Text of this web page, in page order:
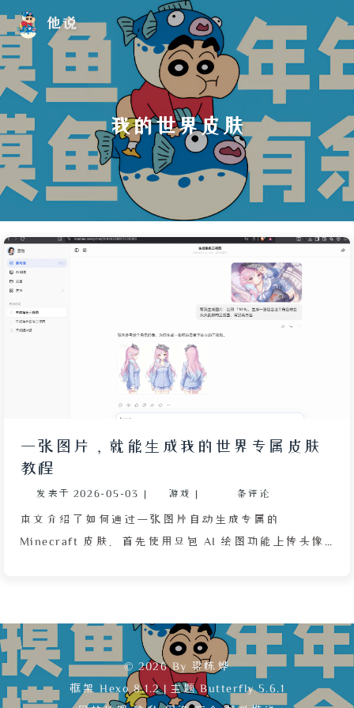
他说
我的世界皮肤
一张图片，就能生成我的世界专属皮肤
教程
发表于 2026-05-03 | 游戏 | 条评论
本文介绍了如何通过一张图片自动生成专属的
Minecraft 皮肤。首先使用豆包 AI 绘图功能上传头像
像素风格皮肤，登录后可使用豆进行生成。最后根据玩
家类型选择合适的皮肤应用方式：正版用户可通过启动
器上传至 MC 官网；LittleSkin 等第三方皮肤库用户需
先上传至皮肤站再加载；离线玩家可直接在启动器中切
© 2026 By 梁栋烨
框架Hexo 8.1.2 | 主题Butterfly 5.6.1